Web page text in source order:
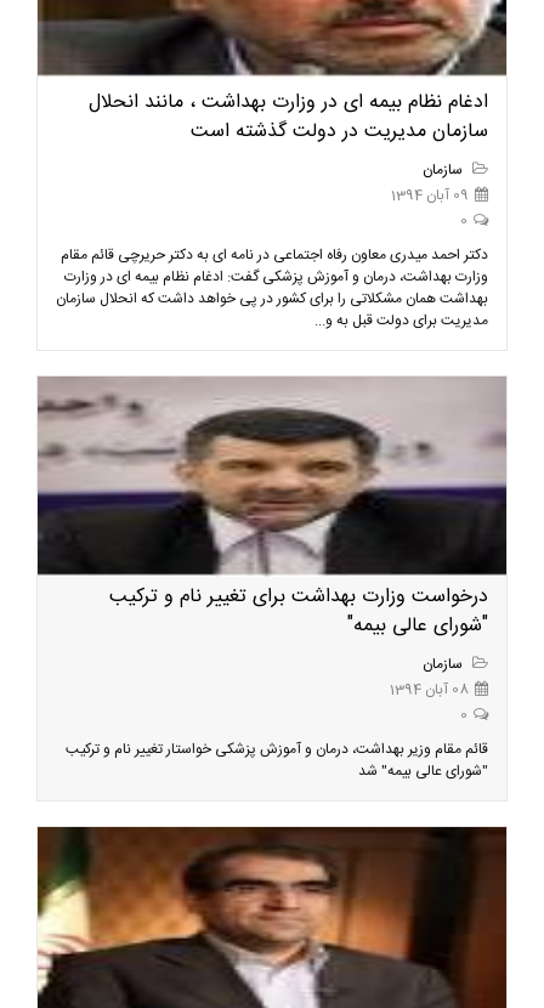
ادغام نظام بیمه ای در وزارت بهداشت ، مانند انحلال
سازمان مدیریت در دولت گذشته است
سازمان
09 آبان 1394
0
دکتر احمد میدری معاون رفاه اجتماعی در نامه ای به دکتر حریرچی قائم مقام
وزارت بهداشت، درمان و آموزش پزشکی گفت: ادغام نظام بیمه ای در وزارت
بهداشت همان مشکلاتی را برای کشور در پی خواهد داشت که انحلال سازمان
مدیریت برای دولت قبل به و...
درخواست وزارت بهداشت برای تغییر نام و ترکیب
"شورای عالی بیمه"
سازمان
08 آبان 1394
0
قائم مقام وزیر بهداشت، درمان و آموزش پزشکی خواستار تغییر نام و ترکیب
"شورای عالی بیمه" شد